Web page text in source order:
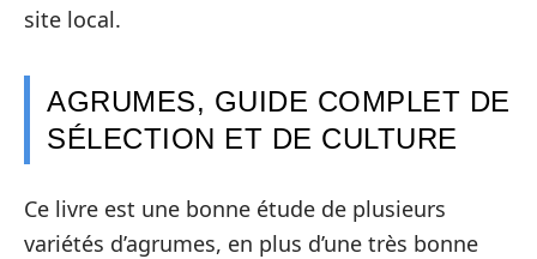
site local.
AGRUMES, GUIDE COMPLET DE
SÉLECTION ET DE CULTURE
Ce livre est une bonne étude de plusieurs
variétés d’agrumes, en plus d’une très bonne